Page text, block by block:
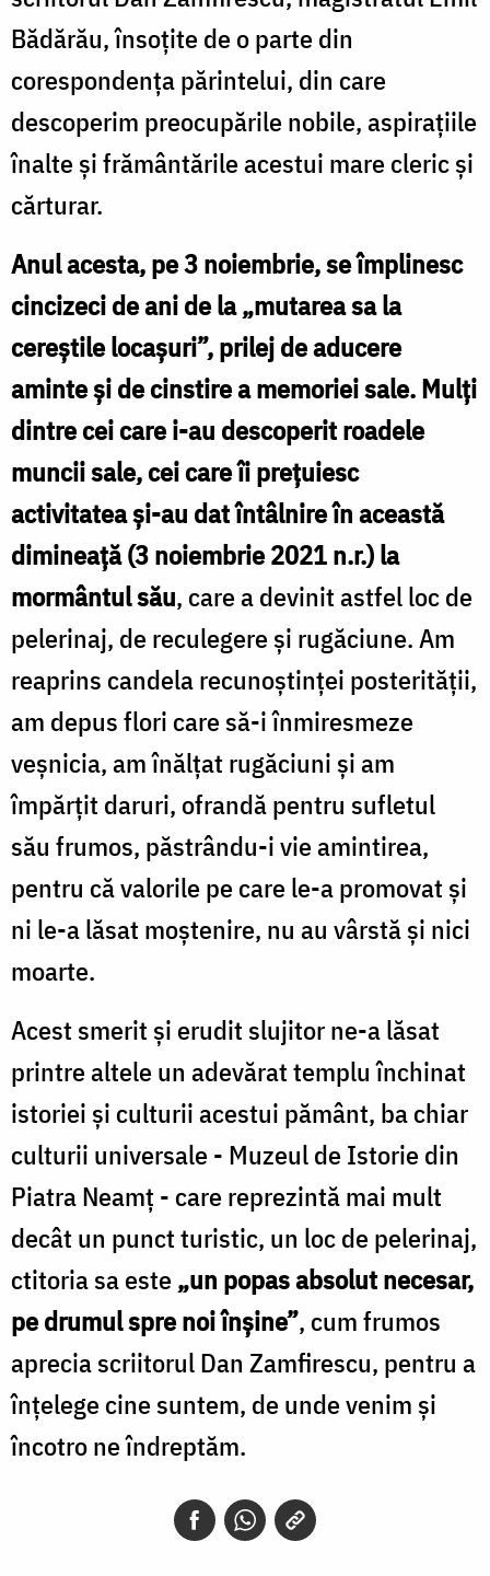
Bădărău, însoțite de o parte din
corespondența părintelui, din care
descoperim preocupările nobile, aspirațiile
înalte și frământările acestui mare cleric și
cărturar.
Anul acesta, pe 3 noiembrie, se împlinesc
cincizeci de ani de la „mutarea sa la
cereștile locașuri”, prilej de aducere
aminte și de cinstire a memoriei sale. Mulți
dintre cei care i-au descoperit roadele
muncii sale, cei care îi prețuiesc
activitatea și-au dat întâlnire în această
dimineață (3 noiembrie 2021 n.r.) la
mormântul său, care a devinit astfel loc de
pelerinaj, de reculegere și rugăciune. Am
reaprins candela recunoștinței posterității,
am depus flori care să-i înmiresmeze
veșnicia, am înălțat rugăciuni și am
împărțit daruri, ofrandă pentru sufletul
său frumos, păstrându-i vie amintirea,
pentru că valorile pe care le-a promovat și
ni le-a lăsat moștenire, nu au vârstă și nici
moarte.
Acest smerit și erudit slujitor ne-a lăsat
printre altele un adevărat templu închinat
istoriei și culturii acestui pământ, ba chiar
culturii universale - Muzeul de Istorie din
Piatra Neamț - care reprezintă mai mult
decât un punct turistic, un loc de pelerinaj,
ctitoria sa este„un popas absolut necesar,
pe drumul spre noi înșine”, cum frumos
aprecia scriitorul Dan Zamfirescu, pentru a
înțelege cine suntem, de unde venim și
încotro ne îndreptăm.